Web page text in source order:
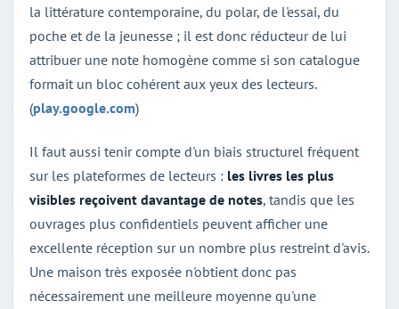
la littérature contemporaine, du polar, de l'essai, du
poche et de la jeunesse ; il est donc réducteur de lui
attribuer une note homogène comme si son catalogue
formait un bloc cohérent aux yeux des lecteurs.
(play.google.com)
Il faut aussi tenir compte d'un biais structurel fréquent
sur les plateformes de lecteurs : les livres les plus
visibles reçoivent davantage de notes, tandis que les
ouvrages plus confidentiels peuvent afficher une
excellente réception sur un nombre plus restreint d'avis.
Une maison très exposée n'obtient donc pas
nécessairement une meilleure moyenne qu'une